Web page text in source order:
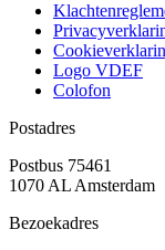
Logo VDEF
Colofon
Postadres
Postbus 75461
1070 AL Amsterdam
Bezoekadres